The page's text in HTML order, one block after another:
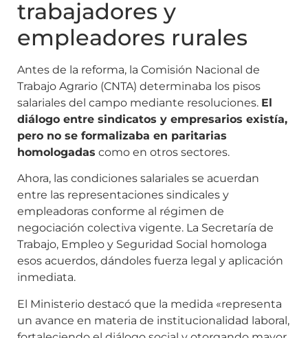
trabajadores y
empleadores rurales
Antes de la reforma, la Comisión Nacional de
Trabajo Agrario (CNTA) determinaba los pisos
salariales del campo mediante resoluciones. El
diálogo entre sindicatos y empresarios existía,
pero no se formalizaba en paritarias
homologadas como en otros sectores.
Ahora, las condiciones salariales se acuerdan
entre las representaciones sindicales y
empleadoras conforme al régimen de
negociación colectiva vigente. La Secretaría de
Trabajo, Empleo y Seguridad Social homologa
esos acuerdos, dándoles fuerza legal y aplicación
inmediata.
El Ministerio destacó que la medida «representa
un avance en materia de institucionalidad laboral,